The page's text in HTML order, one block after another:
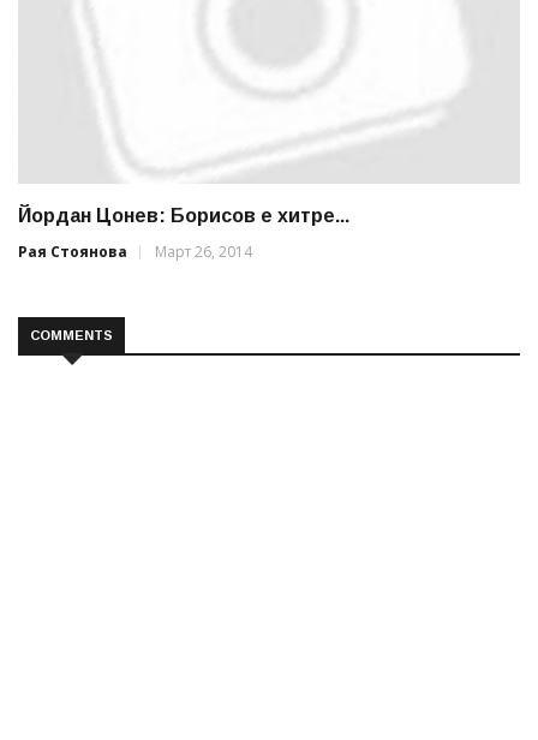
Йордан Цонев: Борисов е хитре...
Рая Стоянова
Март 26, 2014
COMMENTS